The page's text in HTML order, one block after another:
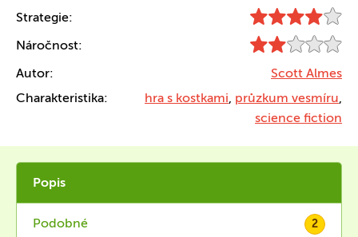
Strategie:
Náročnost:
Autor:
Scott Almes
Charakteristika:
hra s kostkami, průzkum vesmíru,
science fiction
Popis
Podobné 2